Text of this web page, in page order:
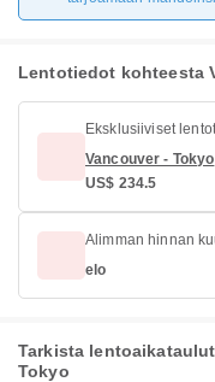
Lentotiedot kohteesta
Eksklusiiviset
Vancouver - Tokyo
US$ 234.5
Alimman hinnan
elo
Tarkista
Tokyo